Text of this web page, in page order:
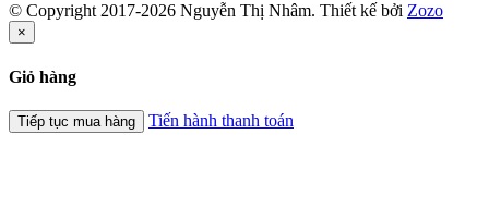
© Copyright 2017-2026 Nguyễn Thị Nhâm. Thiết kế bởi Zozo
×
Giỏ hàng
Tiếp tục mua hàng Tiến hành thanh toán